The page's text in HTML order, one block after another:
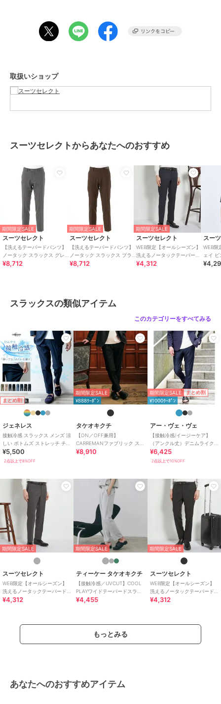
■SUPER NON IRON
（1）ウォッシャブル仕様の為、洗濯後もノーアイロンで着用可能で
■SOFT TOUCH
（1）真円のポリエステルフィラメント素材の為、肌触りがソフトで
【 商品のお気に入り登録 】
せ！ぜひご登録ください♪
期間限定セール開催中
この商品は無料ギフトサービスの対象商品です
>>無料ギフトサービスについての詳細はこちら
ブランド スーツセレクト
ショップ スーツセレクト
素材
ポリエステル100％
商品のお取り扱い方法
お手入れ 洗濯機（ネット使用）
特徴
パンツ
ポリエステル素材 /無地/洗え
る/吸水速乾加工/テーパード
ライフスタイル
パーティー・結婚式・二次会/セ
レモニー・入学式・卒業式
スラックス
洗え
ライフスタイル アウトドア
パーティー・結婚式・二次会
レモニー・入学式・卒業式
取扱いショップ
スーツセレクトからあなたへのおすすめ
期間限定SALE
スーツセレクト
【洗えるテーパードパンツ】
ノータック スラックス グレ
ー無地 ※裾上げ済仕様
¥8,712
期間限定SALE
スーツセレクト
【洗えるテーパードパンツ】
ノータック スラックス ブラ
ウン無地 ※裾上げ済仕様
¥8,712
期間限定SALE
スーツセレクト
WEB限定【オールシーズン】
洗えるノータックテーパード
パンツ スラックス ネイビー ※
¥4,312
スー
WEB限
ェイ
グレー
スラックスの類似アイテム
このカテゴリーをすべてみる
まとめ割
ジェネレス
接触冷感 スラックス メンズ 涼
しい ボトムズ ストレッチ チノ
パン 吸水速乾 トラウザーパン
ツ
¥5,500
2点以上で8%OFF
期間限定SALE
¥888ｸｰﾎﾟﾝ
タケオキクチ
【ON／OFF兼用】
CARREMANファブリック スリ
ムイージー スラックス
¥8,910
期間限定SALE まとめ割
¥1000ｸｰﾎﾟﾝ
アー・ヴェ・ヴェ
【接触冷感/イージーケア】
（アンクル丈）デニムライク
ストレッチアンクルスマート
スラックス
¥6,425
2点以上で10%OFF
期間限定SALE
スーツセレクト
WEB限定【オールシーズン】
洗えるノータックテーパード
パンツ スラックス グレー ※裾
¥4,312
期間限定SALE
ティーケー タケオキクチ
【接触冷感／UVCUT】COOL
PLAYワイドテーパードスラッ
クス
¥4,455
期間限定SALE
スーツセレクト
WEB限定【オールシーズン】
洗えるノータックテーパード
パンツ スラックス ブラック ※
¥4,312
もっとみる
あなたへのおすすめアイテム